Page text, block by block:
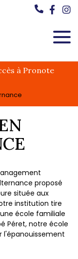
à Pronote
proposé
située aux
institution tire
école familiale
Péret, notre école
l'épanouissement